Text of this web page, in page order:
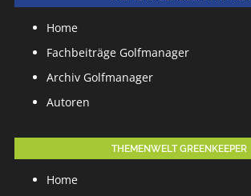
Home
Fachbeiträge Golfmanager
Archiv Golfmanager
Autoren
THEMENWELT GREENKEEPER
Home